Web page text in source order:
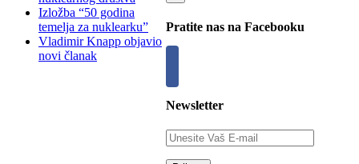
Pratite nas na Facebooku
Newsletter
Izložba “50 godina
temelja za nuklearku”
Vladimir Knapp objavio
novi članak